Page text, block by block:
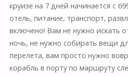
круизе на 7 дней начинается с
отель, питание, транспорт,
включено! Вам не нужно искать
ночь, не нужно собирать вещи
перелета, вам просто нужно
корабль в порту по маршруту